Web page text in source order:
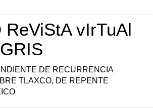
ReViStA vIrTuAl
DE RECURRENCIA
TLAXCO, DE REPENTE